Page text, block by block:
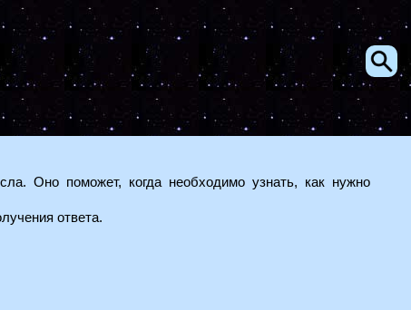
Оно поможет, когда необходимо узнать, как нужно
ответа.